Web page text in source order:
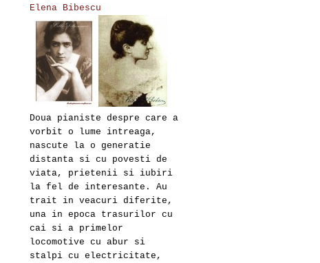
Elena Bibescu
Doua pianiste despre care a
vorbit o lume intreaga,
nascute la o generatie
distanta si cu povesti de
viata, prietenii si iubiri
la fel de interesante. Au
trait in veacuri diferite,
una in epoca trasurilor cu
cai si a primelor
locomotive cu abur si
stalpi cu electricitate,